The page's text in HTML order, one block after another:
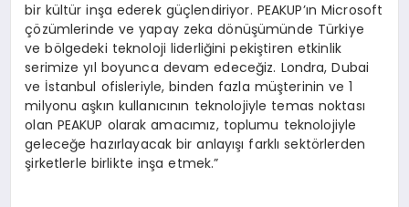
bir kültür inşa ederek güçlendiriyor. PEAKUP’ın Microsoft
çözümlerinde ve yapay zeka dönüşümünde Türkiye
ve bölgedeki teknoloji liderliğini pekiştiren etkinlik
serimize yıl boyunca devam edeceğiz. Londra, Dubai
ve İstanbul ofisleriyle, binden fazla müşterinin ve 1
milyonu aşkın kullanıcının teknolojiyle temas noktası
olan PEAKUP olarak amacımız, toplumu teknolojiyle
geleceğe hazırlayacak bir anlayışı farklı sektörlerden
şirketlerle birlikte inşa etmek.”